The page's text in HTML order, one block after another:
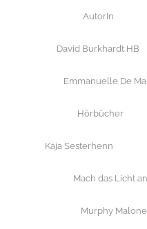
AutorIn
David Burkhardt HB
Emmanuelle De
Hörbücher
Kaja Sesterhenn
Mach das Licht an
Murphy Malone